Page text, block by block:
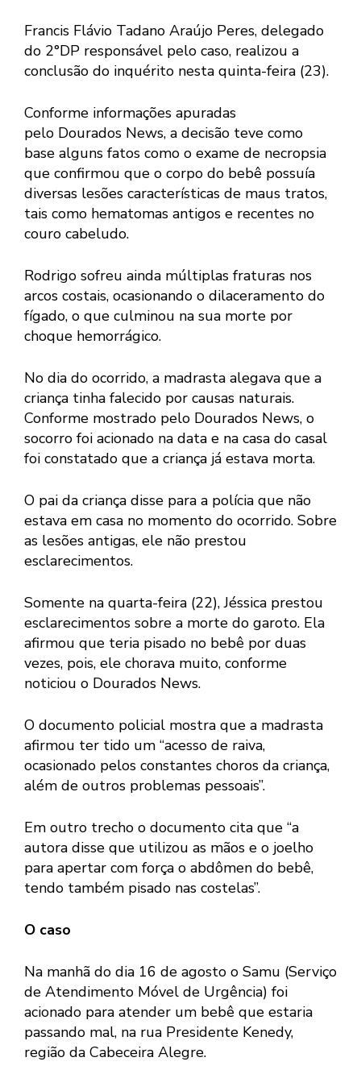
Francis Flávio Tadano Araújo Peres, delegado
do 2°DP responsável pelo caso, realizou a
conclusão do inquérito nesta quinta-feira (23).
Conforme informações apuradas
pelo Dourados News, a decisão teve como
base alguns fatos como o exame de necropsia
que confirmou que o corpo do bebê possuía
diversas lesões características de maus tratos,
tais como hematomas antigos e recentes no
couro cabeludo.
Rodrigo sofreu ainda múltiplas fraturas nos
arcos costais, ocasionando o dilaceramento do
fígado, o que culminou na sua morte por
choque hemorrágico.
No dia do ocorrido, a madrasta alegava que a
criança tinha falecido por causas naturais.
Conforme mostrado pelo Dourados News, o
socorro foi acionado na data e na casa do casal
foi constatado que a criança já estava morta.
O pai da criança disse para a polícia que não
estava em casa no momento do ocorrido. Sobre
as lesões antigas, ele não prestou
esclarecimentos.
Somente na quarta-feira (22), Jéssica prestou
esclarecimentos sobre a morte do garoto. Ela
afirmou que teria pisado no bebê por duas
vezes, pois, ele chorava muito, conforme
noticiou o Dourados News.
O documento policial mostra que a madrasta
afirmou ter tido um “acesso de raiva,
ocasionado pelos constantes choros da criança,
além de outros problemas pessoais”.
Em outro trecho o documento cita que “a
autora disse que utilizou as mãos e o joelho
para apertar com força o abdômen do bebê,
tendo também pisado nas costelas”.
O caso
Na manhã do dia 16 de agosto o Samu (Serviço
de Atendimento Móvel de Urgência) foi
acionado para atender um bebê que estaria
passando mal, na rua Presidente Kenedy,
região da Cabeceira Alegre.